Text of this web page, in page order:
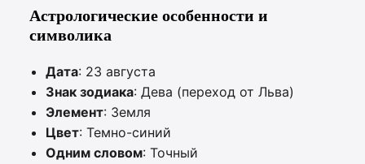
Астрологические особенности и
символика
Дата: 23 августа
Знак зодиака: Дева (переход от Льва)
Элемент: Земля
Цвет: Темно-синий
Одним словом: Точный